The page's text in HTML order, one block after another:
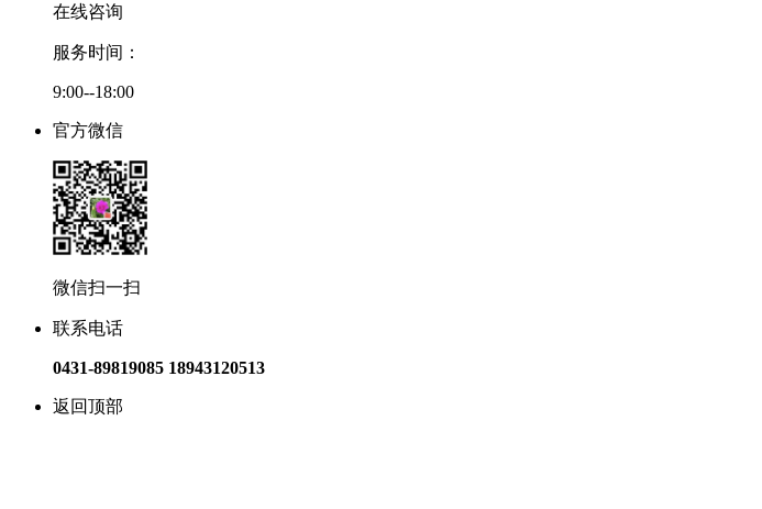
在线咨询
服务时间：
9:00--18:00
官方微信
微信扫一扫
联系电话
0431-89819085 18943120513
返回顶部